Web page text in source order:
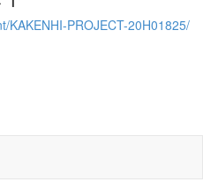
KAKENHI-PROJECT-20H01825/